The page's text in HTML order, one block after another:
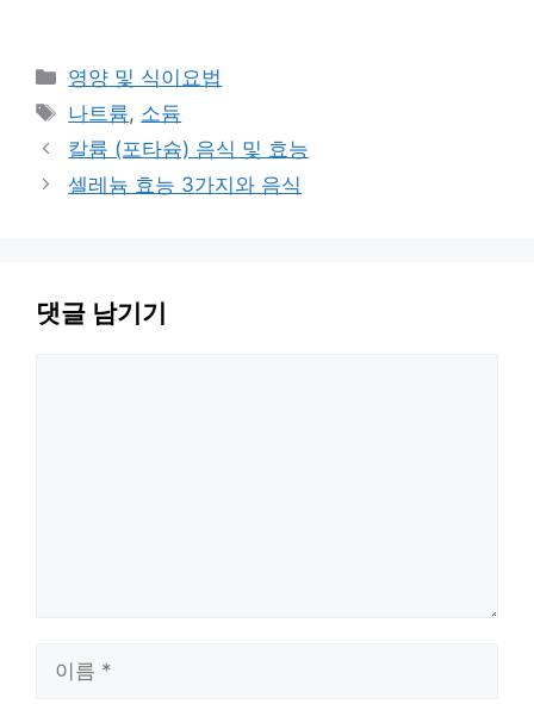
카
테
고
리
영양 및 식이요법
태
그
나트륨, 소듐
칼륨 (포타슘) 음식 및 효능
셀레늄 효능 3가지와 음식
댓글 남기기